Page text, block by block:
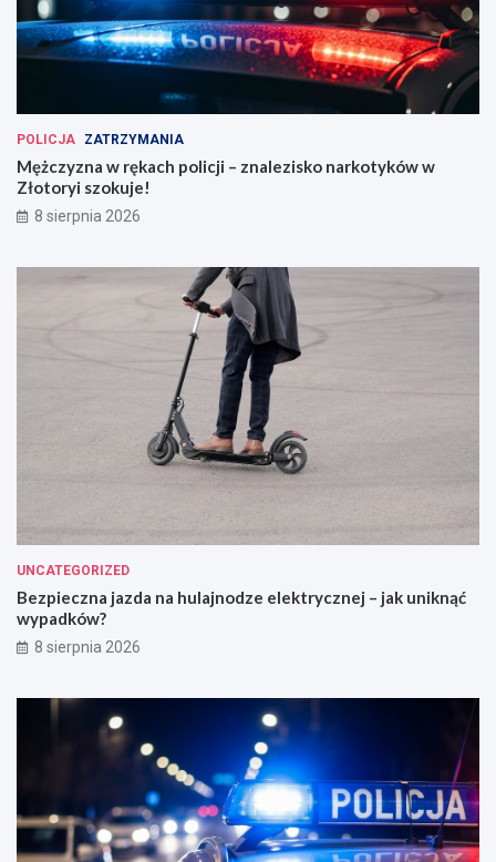
POLICJA ZATRZYMANIA
Mężczyzna w rękach policji – znalezisko narkotyków w
Złotoryi szokuje!
8 sierpnia 2026
UNCATEGORIZED
Bezpieczna jazda na hulajnodze elektrycznej – jak uniknąć
wypadków?
8 sierpnia 2026